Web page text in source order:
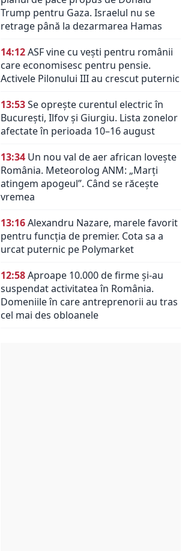
Trump pentru Gaza. Israelul nu se
retrage până la dezarmarea Hamas
14:12ASF vine cu vești pentru românii
care economisesc pentru pensie.
Activele Pilonului III au crescut puternic
13:53Se oprește curentul electric în
București, Ilfov și Giurgiu. Lista zonelor
afectate în perioada 10–16 august
13:34 Un nou val de aer african lovește
România. Meteorolog ANM: „Marți
atingem apogeul”. Când se răcește
vremea
13:16Alexandru Nazare, marele favorit
pentru funcția de premier. Cota sa a
urcat puternic pe Polymarket
12:58Aproape 10.000 de firme și-au
suspendat activitatea în România.
Domeniile în care antreprenorii au tras
cel mai des obloanele